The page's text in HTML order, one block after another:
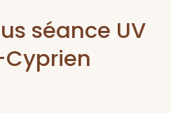
séance UV